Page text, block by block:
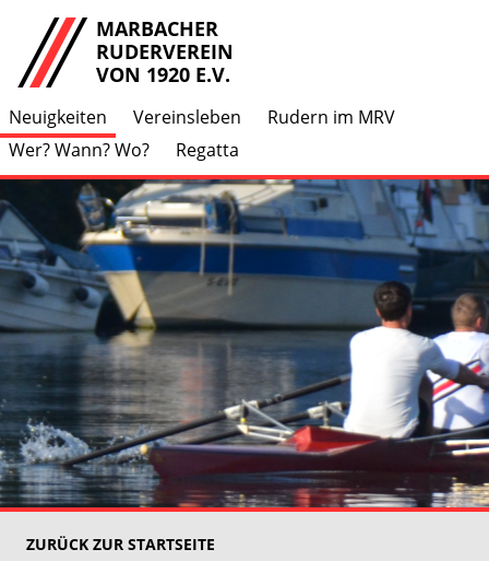
MARBACHER
RUDERVEREIN
VON 1920 E.V.
Neuigkeiten Vereinsleben
Rudern im MRV
Wer? Wann? Wo?
Regatta
ZURÜCK ZUR STARTSEITE